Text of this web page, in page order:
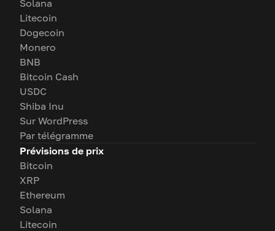
Solana
Litecoin
Dogecoin
Monero
BNB
Bitcoin Cash
USDC
Shiba Inu
Sur WordPress
Par télégramme
Prévisions de prix
Bitcoin
XRP
Ethereum
Solana
Litecoin